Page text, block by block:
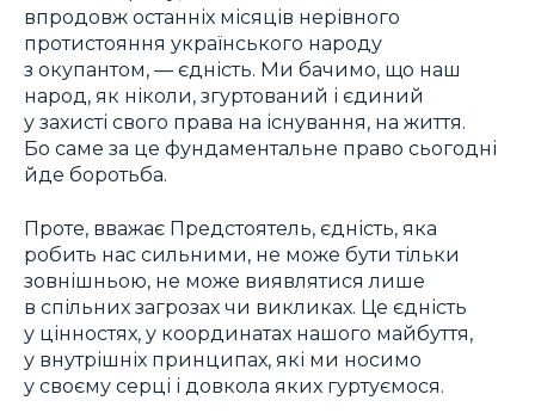
впродовж останніх місяців нерівного
протистояння українського народу
з окупантом, — єдність. Ми бачимо, що наш
народ, як ніколи, згуртований і єдиний
у захисті свого права на існування, на життя.
Бо саме за це фундаментальне право сьогодні
йде боротьба.
Проте, вважає Предстоятель, єдність, яка
робить нас сильними, не може бути тільки
зовнішньою, не може виявлятися лише
в спільних загрозах чи викликах. Це єдність
у цінностях, у координатах нашого майбуття,
у внутрішніх принципах, які ми носимо
у своєму серці і довкола яких гуртуємося.